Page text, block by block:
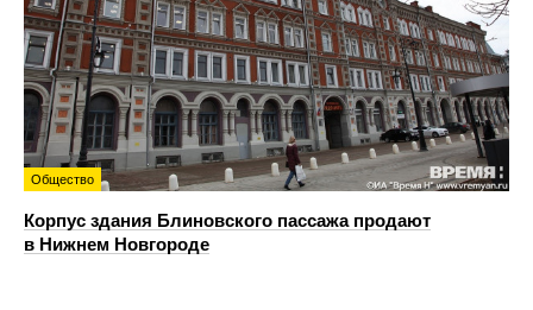
Общество
Корпус здания Блиновского пассажа продают
в Нижнем Новгороде